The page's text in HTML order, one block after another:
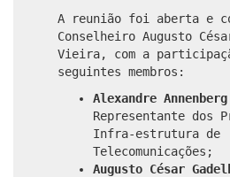
A reunião foi aberta e
Conselheiro Augusto
Vieira, com a
seguintes membros:
Alexandre
Representante dos
Infra-estrutura de
Telecomunicações;
Augusto César